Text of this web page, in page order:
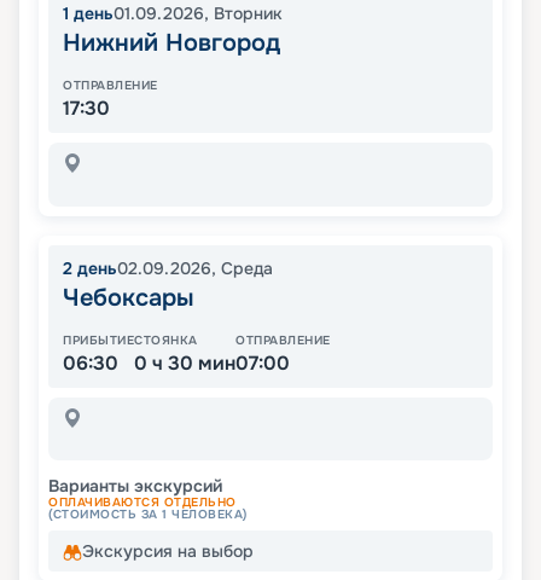
1 день01.09.2026, Вторник
Нижний Новгород
ОТПРАВЛЕНИЕ
17:30
2 день02.09.2026, Среда
Чебоксары
ПРИБЫТИЕ
06:30
СТОЯНКА
0 ч 30 мин
ОТПРАВЛЕНИЕ
07:00
Варианты экскурсий
ОПЛАЧИВАЮТСЯ ОТДЕЛЬНО
(СТОИМОСТЬ ЗА 1 ЧЕЛОВЕКА)
Экскурсия на выбор